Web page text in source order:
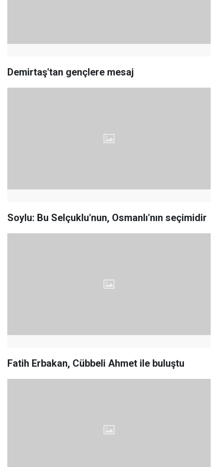
Demirtaş'tan gençlere mesaj
Soylu: Bu Selçuklu'nun, Osmanlı'nın seçimidir
Fatih Erbakan, Cübbeli Ahmet ile buluştu